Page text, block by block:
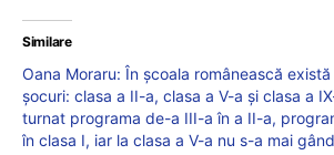
Similare
Oana Moraru: În școala românească
șocuri: clasa a II-a, clasa a V-a și clasa a
turnat programa de-a III-a în a II-a,
în clasa I, iar la clasa a V-a nu s-a mai